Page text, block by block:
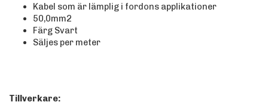
Kabel som är lämplig i fordons applikationer
50,0mm2
Färg Svart
Säljes per meter
Tillverkare: